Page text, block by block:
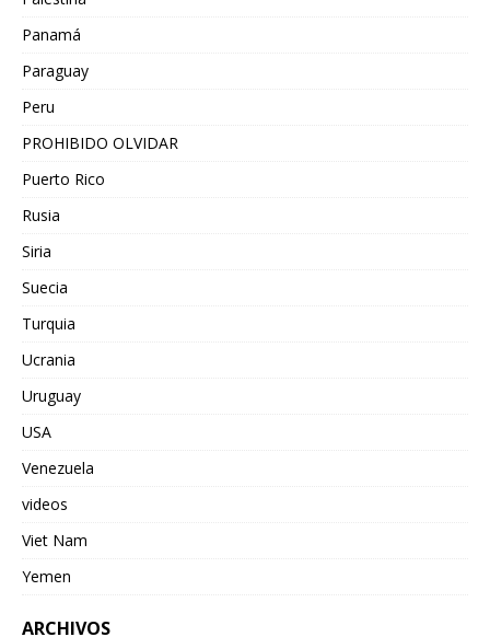
Panamá
Paraguay
Peru
PROHIBIDO OLVIDAR
Puerto Rico
Rusia
Siria
Suecia
Turquia
Ucrania
Uruguay
USA
Venezuela
videos
Viet Nam
Yemen
ARCHIVOS